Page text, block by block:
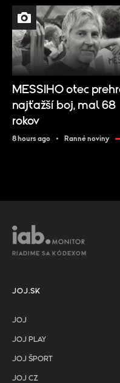
MESSIHO otec
najťažší boj, mal 68
rokov
8 hours ago Ranné noviny
RIADIME SA KÓDEXOM
JOJ.SK
JOJ
JOJ PLAY
JOJ ŠPORT
JOJ CZ